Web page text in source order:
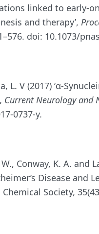
linked to early-
and therapy’,
doi: 10.1073/
L. V (2017) ‘α-
Current Neurology and
0737-y.
Conway, K. A. and
Disease and
Society,